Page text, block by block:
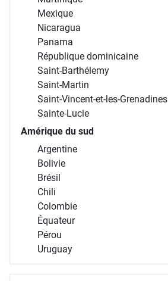
Mexique
Nicaragua
Panama
République dominicaine
Saint-Barthélemy
Saint-Martin
Saint-Vincent-et-les-Grenadines
Sainte-Lucie
Amérique du sud
Argentine
Bolivie
Brésil
Chili
Colombie
Équateur
Pérou
Uruguay